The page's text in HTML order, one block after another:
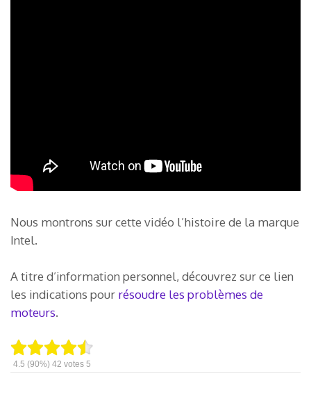
Nous montrons sur cette vidéo l’histoire de la marque
Intel.
A titre d’information personnel, découvrez sur ce lien
les indications pour résoudre les problèmes de
moteurs.
4.5 (90%) 42 votes 5